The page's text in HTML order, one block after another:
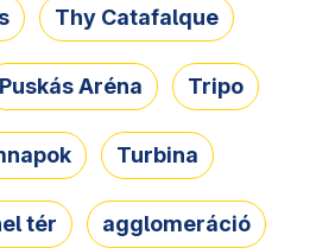
Thy Catafalque
Puskás Aréna Tripo
Turbina
tér agglomeráció